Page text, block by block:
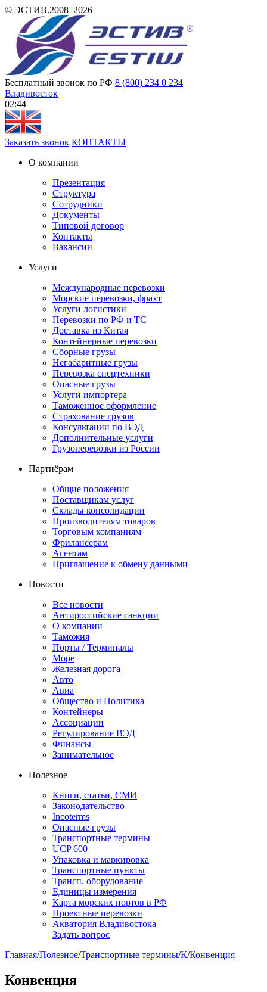
© ЭСТИВ.2008–2026
Бесплатный звонок по РФ 8 (800) 234 0 234
Владивосток
02 44
Заказать звонок КОНТАКТЫ
О компании
Презентация
Структура
Сотрудники
Документы
Типовой договор
Контакты
Вакансии
Услуги
Международные перевозки
Морские перевозки, фрахт
Услуги логистики
Перевозки по РФ и ТС
Доставка из Китая
Контейнерные перевозки
Сборные грузы
Негабаритные грузы
Перевозка спецтехники
Опасные грузы
Услуги импортера
Таможенное оформление
Страхование грузов
Консультации по ВЭД
Дополнительные услуги
Грузоперевозки из России
Партнёрам
Общие положения
Поставщикам услуг
Склады консолидации
Производителям товаров
Торговым компаниям
Фрилансерам
Агентам
Приглашение к обмену данными
Новости
Все новости
Антироссийские санкции
О компании
Таможня
Порты / Терминалы
Море
Железная дорога
Авто
Авиа
Общество и Политика
Контейнеры
Ассоциации
Регулирование ВЭД
Финансы
Занимательное
Полезное
Книги, статьи, СМИ
Законодательство
Incoterms
Опасные грузы
Транспортные термины
UCP 600
Упаковка и маркировка
Транспортные пункты
Трансп. оборудование
Единицы измерения
Карта морских портов в РФ
Проектные перевозки
Акватория Владивостока
Задать вопрос
Главная/Полезное/Транспортные термины/К/Конвенция
Конвенция